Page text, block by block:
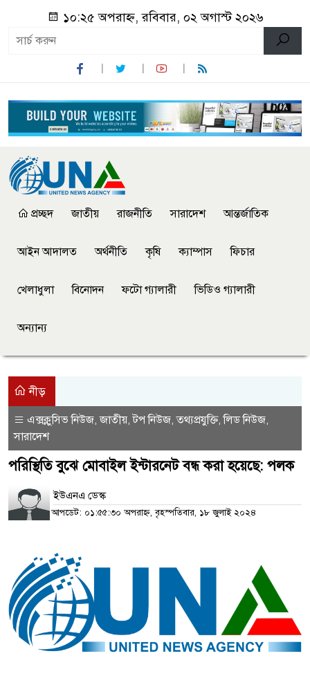
১০:২৫ অপরাহ্ন, রবিবার, ০২ অগাস্ট ২০২৬
প্রচ্ছদ জাতীয় রাজনীতি সারাদেশ আন্তর্জাতিক
আইন আদালত অর্থনীতি কৃষি ক্যাম্পাস ফিচার
খেলাধুলা বিনোদন ফটো গ্যালারী ভিডিও গ্যালারী
অন্যান্য
নীড়
এক্সক্লুসিভ নিউজ,জাতীয়,টপ নিউজ,তথ্যপ্রযুক্তি,লিড নিউজ,
সারাদেশ
পরিস্থিতি বুঝে মোবাইল ইন্টারনেট বন্ধ করা হয়েছে: পলক
ইউএনএ ডেস্ক
আপডেট: ০১:৫৫:৩০ অপরাহ্ন, বৃহস্পতিবার, ১৮ জুলাই ২০২৪